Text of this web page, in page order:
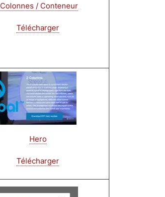
Colonnes / Conteneur
Télécharger
Hero
Télécharger